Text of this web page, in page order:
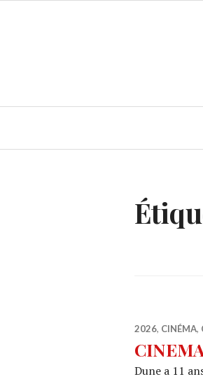
2026, CINÉMA,
Dune a 11